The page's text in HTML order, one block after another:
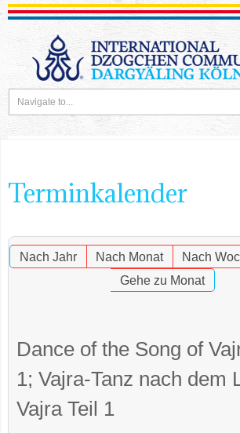
Terminkalender
Nach Jahr Nach Monat Nach
Gehe zu Monat
Dance of the Song of
1; Vajra-Tanz nach dem
Vajra Teil 1